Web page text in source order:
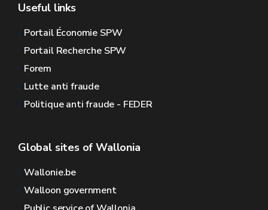
Useful links
Portail Économie SPW
Portail Recherche SPW
Forem
Lutte anti fraude
Politique anti fraude - FEDER
Global sites of Wallonia
Wallonie.be
Walloon government